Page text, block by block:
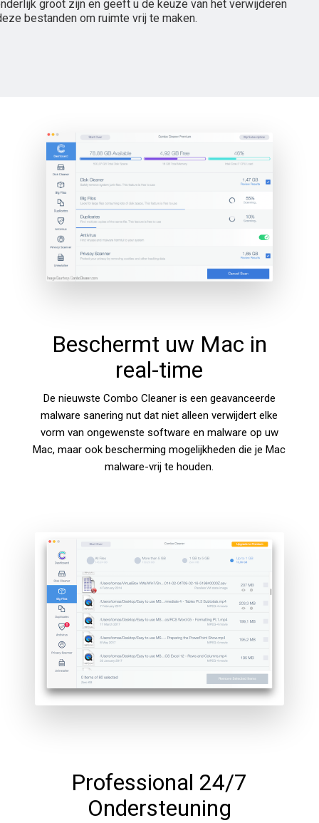
groot zijn en geeft u de keuze van het verwijderen
bestanden om ruimte vrij te maken.
Beschermt uw Mac in
real-time
De nieuwste Combo Cleaner is een geavanceerde
malware sanering nut dat niet alleen verwijdert elke
vorm van ongewenste software en malware op uw
Mac, maar ook bescherming mogelijkheden die je Mac
malware-vrij te houden.
Professional 24/7
Ondersteuning